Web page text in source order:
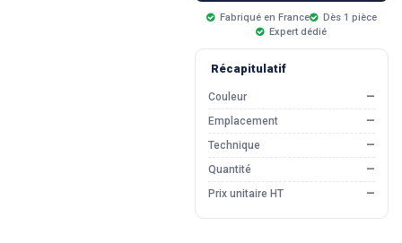
Fabriqué en France
Dès 1 pièce
Expert dédié
Récapitulatif
Couleur
—
Emplacement
—
Technique
—
Quantité
—
Prix unitaire HT
—